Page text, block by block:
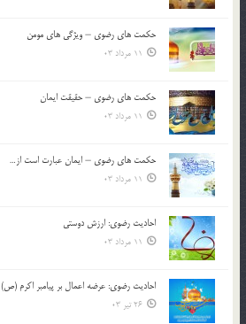
حکمت های رضوی – ویژگی های مومن
11 مرداد 03
حکمت های رضوی – حقیقت ایمان
11 مرداد 03
حکمت های رضوی – ایمان عبارت است از…
11 مرداد 03
احادیث رضوی: ارزش دوستی
11 مرداد 03
احادیث رضوی: عرضه اعمال بر پیامبر اکرم (ص)
26 تیر 03